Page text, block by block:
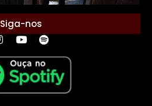
Siga-nos